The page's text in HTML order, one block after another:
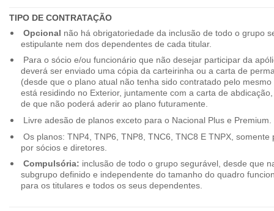
TIPO DE CONTRATAÇÃO
Opcional não há obrigatoriedade da inclusão de todo o grupo
estipulante nem dos dependentes de cada titular.
Para o sócio e/ou funcionário que não desejar participar da
deverá ser enviado uma cópia da carteirinha ou a carta de
(desde que o plano atual não tenha sido contratado pelo
está residindo no Exterior, juntamente com a carta de
de que não poderá aderir ao plano futuramente.
Livre adesão de planos exceto para o Nacional Plus e Premium.
Os planos: TNP4, TNP6, TNP8, TNC6, TNC8 E TNPX,
por sócios e diretores.
Compulsória: inclusão de todo o grupo segurável, desde que
subgrupo definido e independente do tamanho do quadro
para os titulares e todos os seus dependentes.